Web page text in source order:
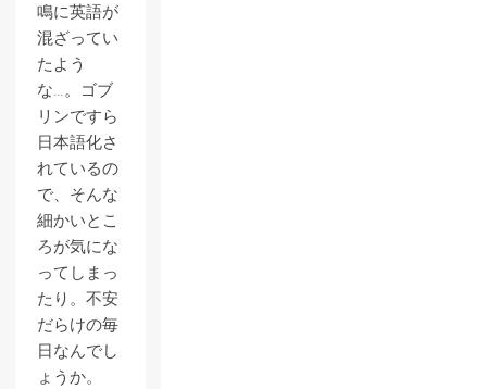
鳴に英語が
混ざってい
たよう
な…。ゴブ
リンですら
日本語化さ
れているの
で、そんな
細かいとこ
ろが気にな
ってしまっ
たり。不安
だらけの毎
日なんでし
ょうか。